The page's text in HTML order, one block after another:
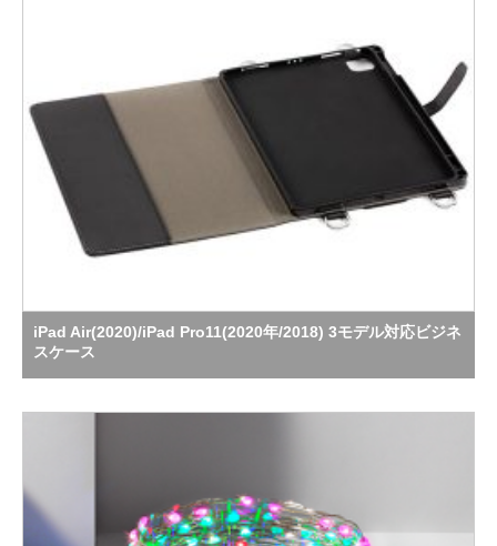
iPad Air(2020)/iPad Pro11(2020年/2018) 3モデル対応ビジネ
スケース